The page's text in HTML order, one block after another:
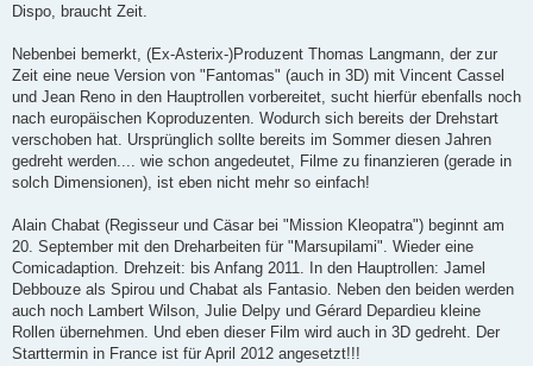
Dispo, braucht Zeit.
Nebenbei bemerkt, (Ex-Asterix-)Produzent Thomas Langmann, der zur
Zeit eine neue Version von "Fantomas" (auch in 3D) mit Vincent Cassel
und Jean Reno in den Hauptrollen vorbereitet, sucht hierfür ebenfalls noch
nach europäischen Koproduzenten. Wodurch sich bereits der Drehstart
verschoben hat. Ursprünglich sollte bereits im Sommer diesen Jahren
gedreht werden.... wie schon angedeutet, Filme zu finanzieren (gerade in
solch Dimensionen), ist eben nicht mehr so einfach!
Alain Chabat (Regisseur und Cäsar bei "Mission Kleopatra") beginnt am
20. September mit den Dreharbeiten für "Marsupilami". Wieder eine
Comicadaption. Drehzeit: bis Anfang 2011. In den Hauptrollen: Jamel
Debbouze als Spirou und Chabat als Fantasio. Neben den beiden werden
auch noch Lambert Wilson, Julie Delpy und Gérard Depardieu kleine
Rollen übernehmen. Und eben dieser Film wird auch in 3D gedreht. Der
Starttermin in France ist für April 2012 angesetzt!!!